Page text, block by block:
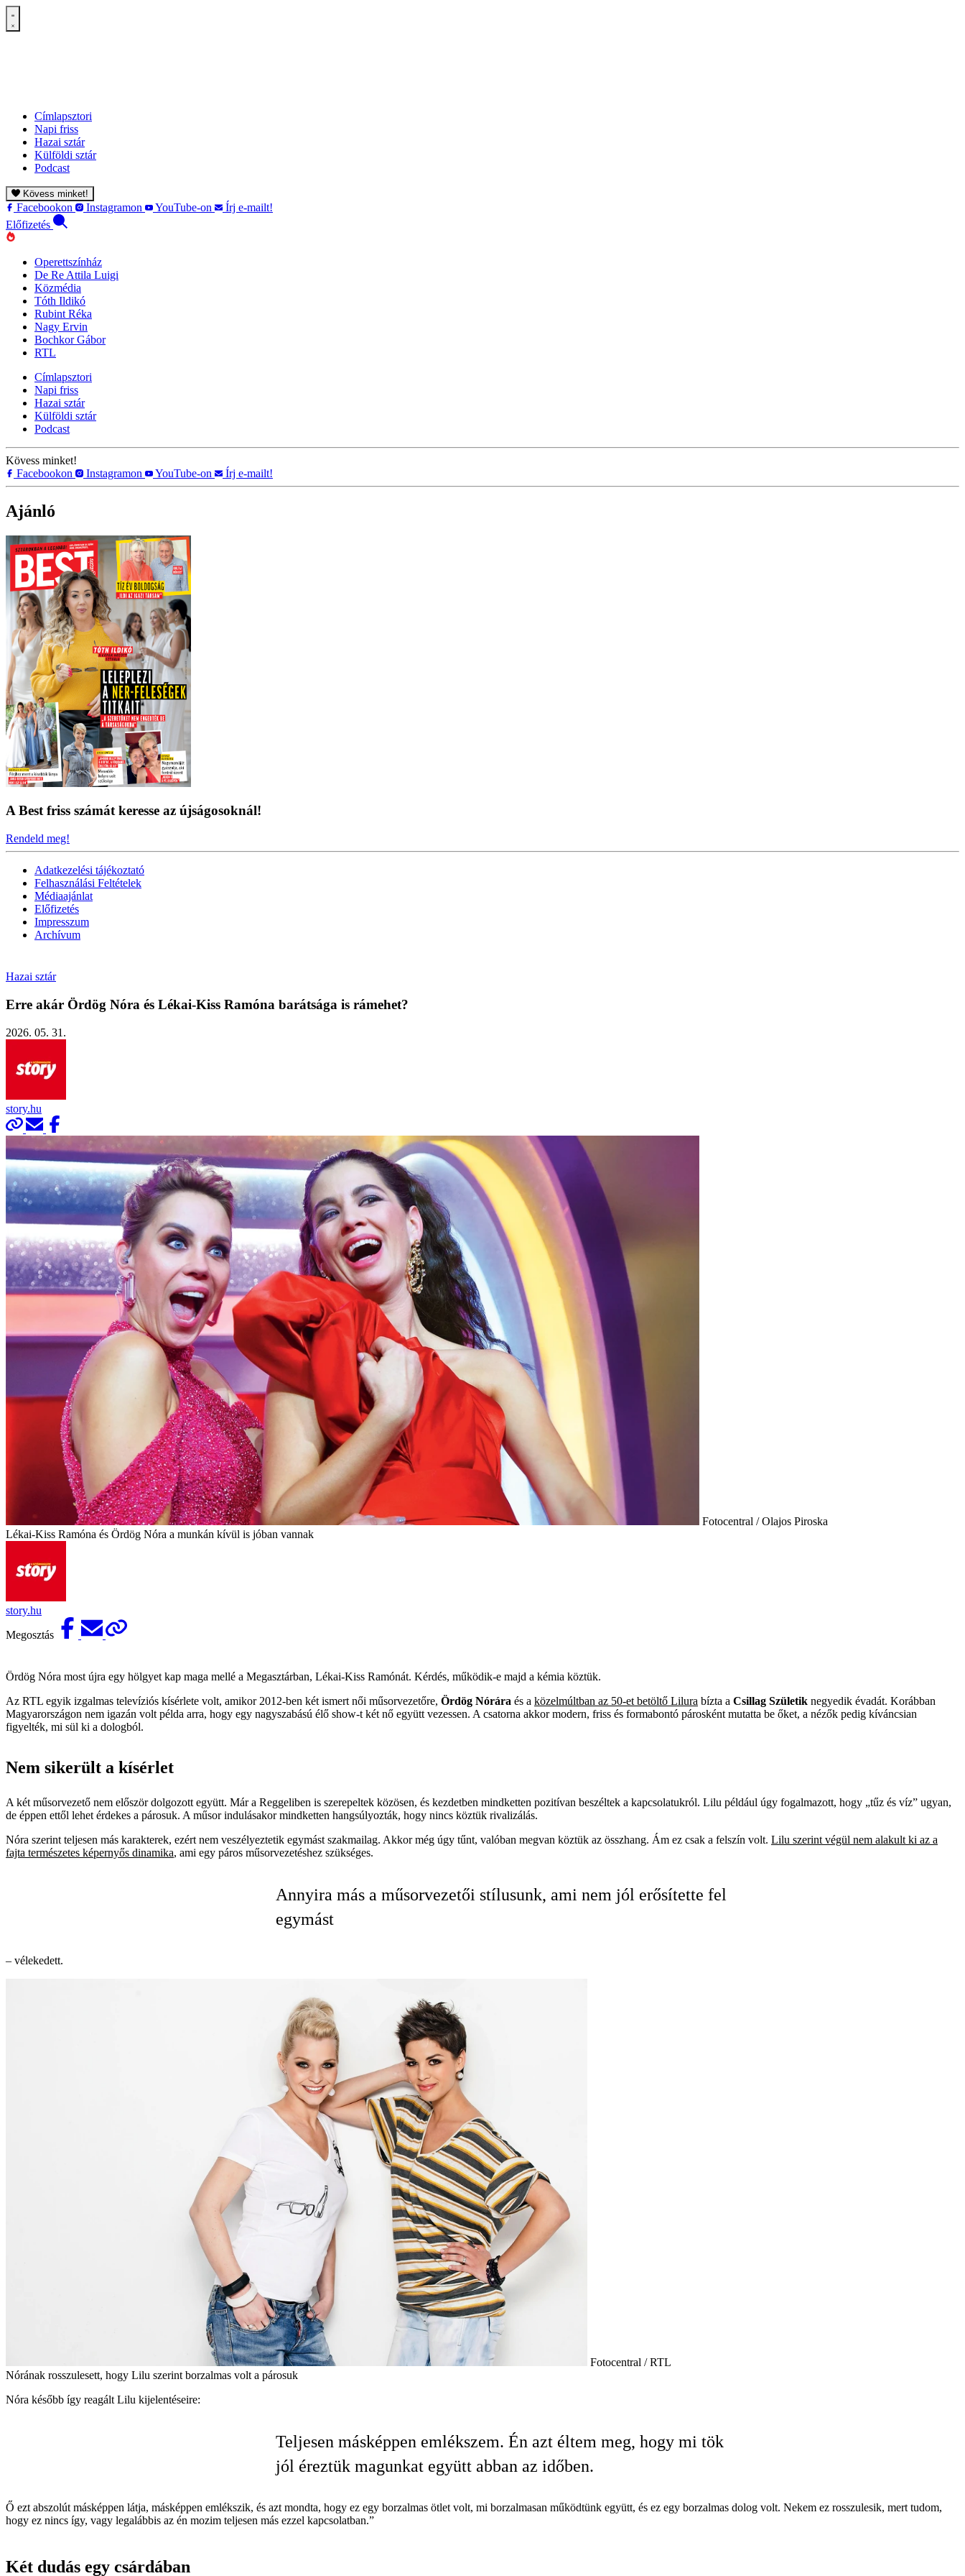
Címlapsztori
Napi friss
Hazai sztár
Külföldi sztár
Podcast
Kövess minket!
Facebookon Instagramon YouTube-on
Írj e-mailt!
Előfizetés
Operettszínház
De Re Attila Luigi
Közmédia
Tóth Ildikó
Rubint Réka
Nagy Ervin
Bochkor Gábor
RTL
Címlapsztori
Napi friss
Hazai sztár
Külföldi sztár
Podcast
Kövess minket!
Facebookon
Instagramon YouTube-on Írj e-mailt!
Ajánló
A Best friss számát keresse az újságosoknál!
Rendeld meg!
Adatkezelési tájékoztató
Felhasználási Feltételek
Médiaajánlat
Előfizetés
Impresszum
Archívum
Hazai sztár
Erre akár Ördög Nóra és Lékai-Kiss Ramóna barátsága is rámehet?
2026. 05. 31.
story.hu
Fotocentral / Olajos Piroska
Lékai-Kiss Ramóna és Ördög Nóra a munkán kívül is jóban vannak
story.hu
Megosztás
Ördög Nóra most újra egy hölgyet kap maga mellé a Megasztárban, Lékai-Kiss Ramónát. Kérdés, működik-e majd a kémia köztük.
Az RTL egyik izgalmas televíziós kísérlete volt, amikor 2012-ben két ismert női műsorvezetőre, Ördög Nórára és a közelmúltban az 50-et betöltő Lilura bízta a Csillag Születik negyedik évadát. Korábban
Magyarországon nem igazán volt példa arra, hogy egy nagyszabású élő show-t két nő együtt vezessen. A csatorna akkor modern, friss és formabontó párosként mutatta be őket, a nézők pedig kíváncsian
figyelték, mi sül ki a dologból.
Nem sikerült a kísérlet
A két műsorvezető nem először dolgozott együtt. Már a Reggeliben is szerepeltek közösen, és kezdetben mindketten pozitívan beszéltek a kapcsolatukról. Lilu például úgy fogalmazott, hogy „tűz és víz” ugyan,
de éppen ettől lehet érdekes a párosuk. A műsor indulásakor mindketten hangsúlyozták, hogy nincs köztük rivalizálás.
Nóra szerint teljesen más karakterek, ezért nem veszélyeztetik egymást szakmailag. Akkor még úgy tűnt, valóban megvan köztük az összhang. Ám ez csak a felszín volt. Lilu szerint végül nem alakult ki az a
fajta természetes képernyős dinamika, ami egy páros műsorvezetéshez szükséges.
Annyira más a műsorvezetői stílusunk, ami nem jól erősítette fel
egymást
– vélekedett.
Fotocentral / RTL
Nórának rosszulesett, hogy Lilu szerint borzalmas volt a párosuk
Nóra később így reagált Lilu kijelentéseire:
Teljesen másképpen emlékszem. Én azt éltem meg, hogy mi tök
jól éreztük magunkat együtt abban az időben.
Ő ezt abszolút másképpen látja, másképpen emlékszik, és azt mondta, hogy ez egy borzalmas ötlet volt, mi borzalmasan működtünk együtt, és ez egy borzalmas dolog volt. Nekem ez rosszulesik, mert tudom,
hogy ez nincs így, vagy legalábbis az én mozim teljesen más ezzel kapcsolatban.”
Két dudás egy csárdában